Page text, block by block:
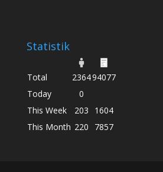
Statistik
Total 236494077
Today
0
This Week
203
1604
This Month 220 7857